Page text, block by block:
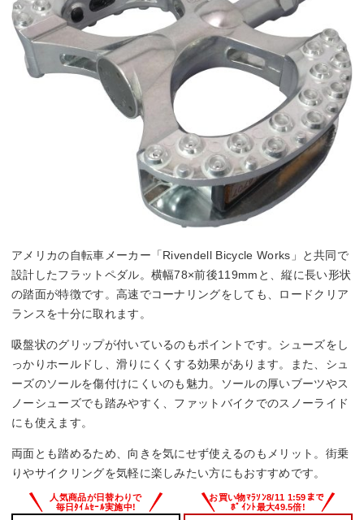
アメリカの自転車メーカー「Rivendell Bicycle Works」と共同で
設計したフラットペダル。横幅78×前後119mmと、縦に長い形状
の踏面が特徴です。高速でコーナリングをしても、ロードクリア
ランスを十分に取れます。
吸盤状のグリップが付いているのもポイントです。シューズをし
っかりホールドし、滑りにくくする効果があります。また、シュ
ーズのソールを傷付けにくいのも魅力。ソールの厚いブーツやス
ノーシューズでも踏みやすく、ファットバイクでのスノーライド
にも使えます。
両面とも踏めるため、向きを気にせず使えるのもメリット。街乗
りやサイクリングを気軽に楽しみたい方にもおすすめです。